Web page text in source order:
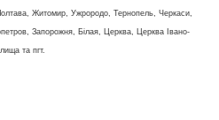
Житомир, Ужрородо, Тернопель, Черкаси,
Запорожня, Білая, Церква, Церква Івано-
та пгт.